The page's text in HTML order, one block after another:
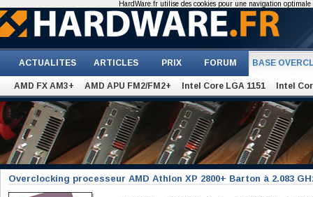
ACTUALITES ARTICLES PRIX FORUM BASE
AMD FX AM3+ AMD APU FM2/FM2+ Intel Core LGA 1151 Intel
Overclocking processeur AMD Athlon XP 2800+ Barton à 2.083
HardWare.fr utilise des cookies pour une navigation